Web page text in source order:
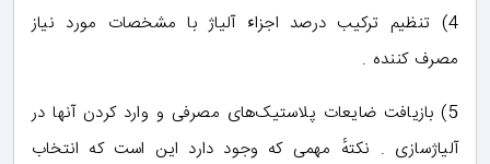
4) تنظیم ترکیب درصد اجزاﺀ آلیاژ با مشخصات مورد نیاز
مصرف کننده .
5) بازیافت ضایعات پلاستیک‌های مصرفی و وارد کردن آنها در
آلیاژسازی . نکتهٔ مهمی که وجود دارد این است که انتخاب